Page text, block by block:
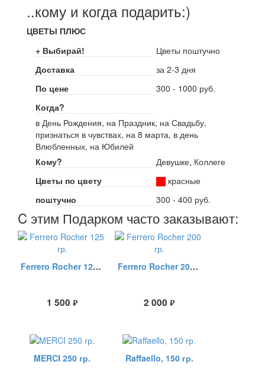
..кому и когда подарить:)
ЦВЕТЫ ПЛЮС
+ Выбирай!
Цветы поштучно
Доставка
за 2-3 дня
По цене
300 - 1000 руб.
Когда?
в День Рождения, на Праздник, на Свадьбу,
признаться в чувствах, на 8 марта, в день
Влюбленных, на Юбилей
Кому?
Девушке, Коллеге
Цветы по цвету
красные
поштучно
300 - 400 руб.
C этим Подарком часто заказывают:
Ferrero Rocher 125 гр.
1 500 руб.
Ferrero Rocher 200 гр.
2 000 руб.
MERCI 250 гр. Raffaello, 150 гр.